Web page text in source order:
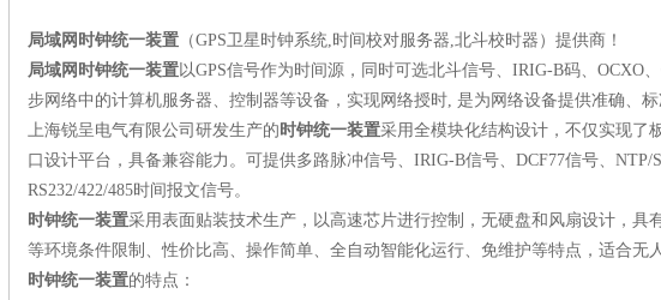
局域网时钟统一装置 （GPS卫星时钟系统,时间校对服务器,北斗校时器）提供商！
局域网时钟统一装置以GPS信号作为时间源，同时可选北斗信号、IRIG-B码、OCXO
步网络中的计算机服务器、控制器等设备，实现网络授时, 是为网络设备提供准确、
上海锐呈电气有限公司研发生产的时钟统一装置采用全模块化结构设计，不仅实现了
口设计平台，具备兼容能力。可提供多路脉冲信号、IRIG-B信号、DCF77信号、NTP/
RS232/422/485时间报文信号。
时钟统一装置采用表面贴装技术生产，以高速芯片进行控制，无硬盘和风扇设计，
等环境条件限制、性价比高、操作简单、全自动智能化运行、免维护等特点，适合无
时钟统一装置的特点：